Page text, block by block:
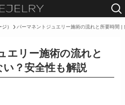
） パーマネントジュエリー施術の流れと所要時間 |
エリー施術の流れと
？安全性も解説